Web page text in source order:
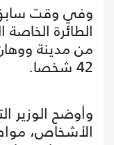
وفي وقت
الطائرة الخاصة
من مدينة
42 شخصا.
وأوضح الوزير
الأشخاص،